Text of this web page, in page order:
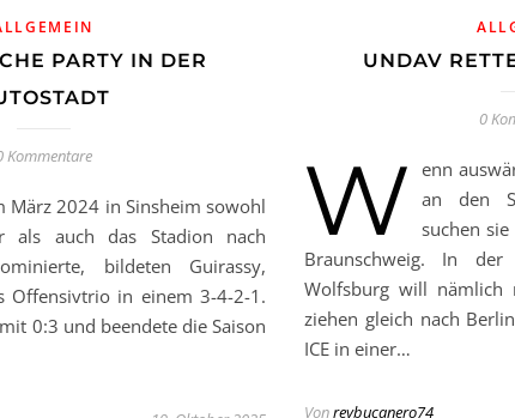
PARTY IN DER
Kommentare
März 2024 in Sinsheim sowohl
als auch das Stadion nach
bildeten Guirassy,
Offensivtrio in einem 3-4-2-1.
0:3 und beendete die Saison
UNDAV
0
W enn
an den
suchen
Braunschweig. In der
Wolfsburg will nämlich
ziehen gleich nach
ICE in einer…
Vonreybucanero74